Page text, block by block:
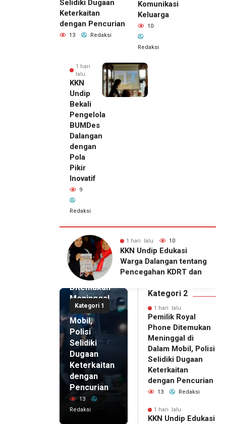
Selidiki Dugaan
Keterkaitan
dengan Pencurian
13 Redaksi
Komunikasi
Keluarga
10
Redaksi
1 hari
lalu
KKN
Undip
Bekali
Pengelola
BUMDes
Dalangan
dengan
Pola
Pikir
Inovatif
9
Redaksi
1 hari lalu 9
KKN Undip Bekali
Pengelola BUMDes
Dalangan dengan Pola
Kategori 1
1 hari lalu
Pemilik
Royal
Phone
Ditemukan
Meninggal
di Dalam
Mobil,
Polisi
Selidiki
Dugaan
Keterkaitan
dengan
Pencurian
13
Redaksi
Kategori 2
1 hari lalu
Pemilik Royal
Phone Ditemukan
Meninggal di
Dalam Mobil, Polisi
Selidiki Dugaan
Keterkaitan
dengan Pencurian
13 Redaksi
1 hari lalu
KKN Undip Edukasi